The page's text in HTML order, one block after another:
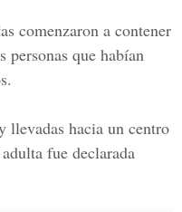
comenzaron a contener
personas que habían
llevadas hacia un centro
fue declarada